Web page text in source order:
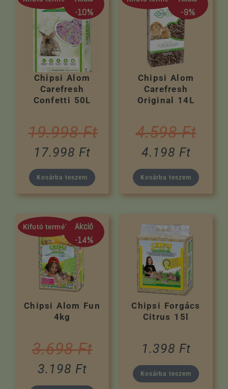
-10%
Chipsi Alom
Carefresh
Confetti 50L
19.998Ft
17.998 Ft
Kosárba teszem
-9%
Chipsi Alom
Carefresh
Original 14L
4.598Ft
4.198 Ft
Kosárba teszem
Kifutó termék
Akció
-14%
Chipsi Alom Fun
4kg
3.698Ft
3.198 Ft
Chipsi Forgács
Citrus 15l
1.398 Ft
Kosárba teszem